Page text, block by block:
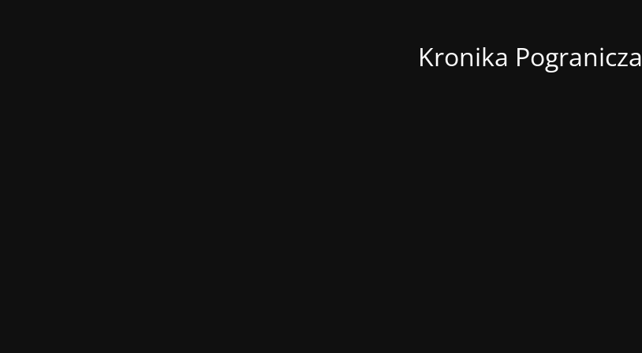
Kronika Pogranicza